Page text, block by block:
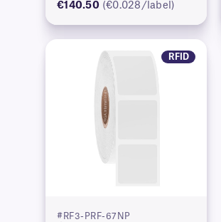
€140.50 (€0.028/label)
RFID
#RF3-PRF-67NP